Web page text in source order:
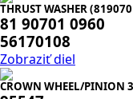
THRUST WASHER
81 90701 0960
56170108
Zobraziť diel
CROWN WHEEL/PINION